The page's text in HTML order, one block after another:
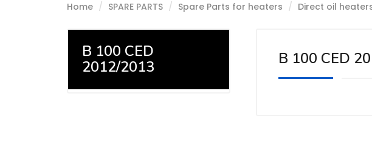
Home SPARE PARTS Spare Parts for heaters Direct oil heaters
B 100 CED
2012/2013
B 100 CED